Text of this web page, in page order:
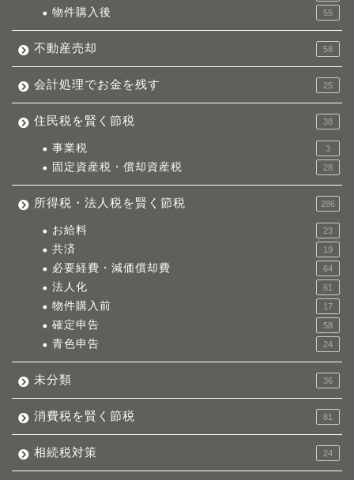
物件購入後 55
不動産売却 58
会計処理でお金を残す 25
住民税を賢く節税 38
事業税 3
固定資産税・償却資産税 28
所得税・法人税を賢く節税 286
お給料 23
共済 19
必要経費・減価償却費 64
法人化 61
物件購入前 17
確定申告 58
青色申告 24
未分類 36
消費税を賢く節税 81
相続税対策 24